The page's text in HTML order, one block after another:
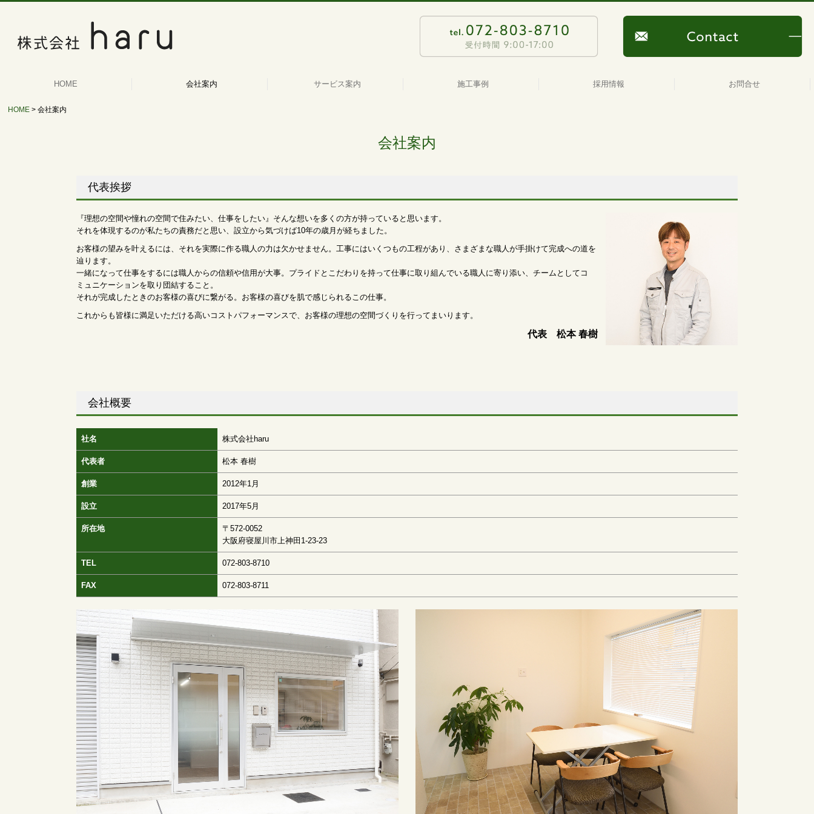
HOME 会社案内 サービス案内 施工事例 採用情報 お問合せ
HOME 会社案内
会社案内
代表挨拶
『理想の空間や憧れの空間で住みたい、仕事をしたい』そんな想いを多くの方が持っていると思います。
それを体現するのが私たちの責務だと思い、設立から気づけば10年の歳月が経ちました。
お客様の望みを叶えるには、それを実際に作る職人の力は欠かせません。工事にはいくつもの工程があり、さまざまな職人が手掛けて完成への道を
辿ります。
一緒になって仕事をするには職人からの信頼や信用が大事。プライドとこだわりを持って仕事に取り組んでいる職人に寄り添い、チームとしてコ
ミュニケーションを取り団結すること。
それが完成したときのお客様の喜びに繋がる。お客様の喜びを肌で感じられるこの仕事。
これからも皆様に満足いただける高いコストパフォーマンスで、お客様の理想の空間づくりを行ってまいります。
代表 松本 春樹
会社概要
社名 株式会社haru
代表者 松本 春樹
創業 2012年1月
設立 2017年5月
所在地
〒572-0052
大阪府寝屋川市上神田1-23-23
TEL 072-803-8710
FAX 072-803-8711